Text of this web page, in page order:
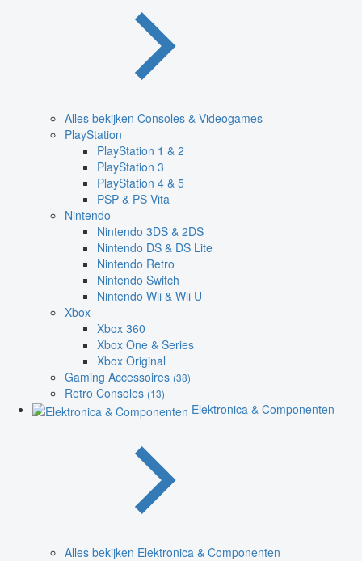
Alles bekijken Consoles & Videogames
PlayStation
PlayStation 1 & 2
PlayStation 3
PlayStation 4 & 5
PSP & PS Vita
Nintendo
Nintendo 3DS & 2DS
Nintendo DS & DS Lite
Nintendo Retro
Nintendo Switch
Nintendo Wii & Wii U
Xbox
Xbox 360
Xbox One & Series
Xbox Original
Gaming Accessoires (38)
Retro Consoles (13)
Elektronica & Componenten
Alles bekijken Elektronica & Componenten